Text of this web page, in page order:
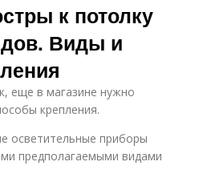
к потолку
Виды и
еще в магазине нужно
крепления.
осветительные приборы
предполагаемыми видами